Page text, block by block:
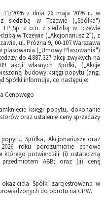
2026 z dnia 26 maja 2026 r., w
w Tczewie („Spółka")
Sp. z o.o. z siedzibą w Tczewie
w Tczewie („Akcjonariusz 2”), z
ul. Próżna 9, 00-107 Warszawa
plasowania („Umowy Plasowania")
do 4.887.327 akcji zwykłych na
akcji własnych Spółki, („Akcje
budowy księgi popytu (ang.
Spółki informuje, co następuje:
Cenowego
księgi popytu, dokonanie
oraz ustalenie ceny sprzedaży
Spółka, Akcjonariusze oraz
roku porozumienie cenowe
którego potwierdzili: (i) ostateczną
przedmiotem ABB; oraz (ii) cenę
Spółki zarejestrowane w
do obrotu na GPW.